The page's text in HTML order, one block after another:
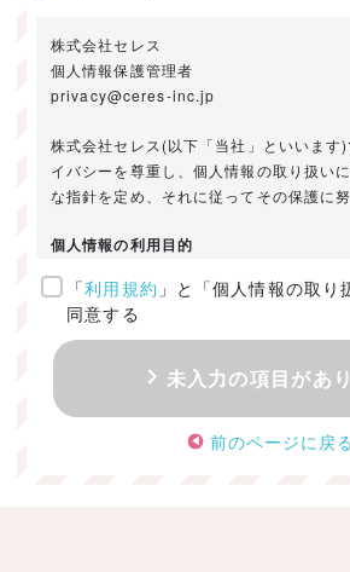
株式会社セレス
個人情報保護管理者
privacy@ceres-inc.jp
株式会社セレス(以下「当社」といいます
イバシーを尊重し、個人情報の取り扱い
な指針を定め、それに従ってその保護に努
個人情報の利用目的
ご提供いただきました個人情報は、以下
たします。
・お問い合わせに対する回答及び資料送付
・当社のお客様向けサービスの提供
・本人確認
・サービスの開発・改善のための分析
「利用規約 」と「個人情報の取り
同意する
未入力の項目があ
前のページに戻る